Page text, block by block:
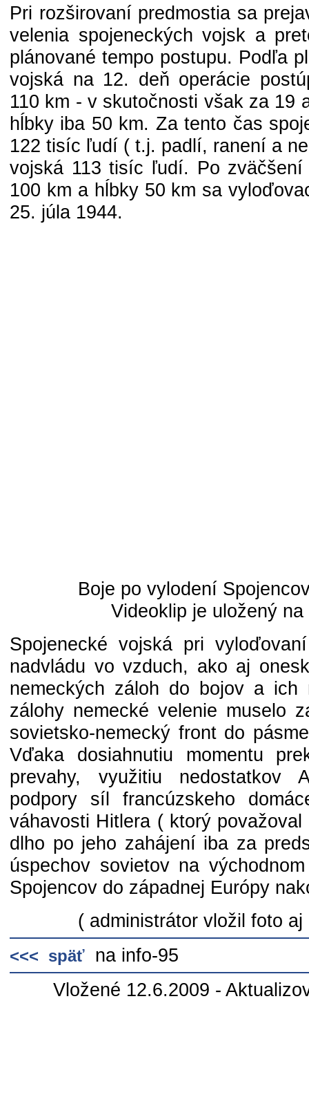
Pri rozširovaní predmostia sa
velenia spojeneckých vojsk a
plánované tempo postupu. Podľa
vojská na 12. deň operácie
110 km - v skutočnosti však za 19
hĺbky iba 50 km. Za tento čas
122 tisíc ľudí ( t.j. padlí, ranení a
vojská 113 tisíc ľudí. Po
100 km a hĺbky 50 km sa
25. júla 1944.
Boje po vylodení
Videoklip je uložený na
Spojenecké vojská pri
nadvládu vo vzduch, ako aj
nemeckých záloh do bojov a ich
zálohy nemecké velenie muselo
sovietsko-nemecký front do
Vďaka dosiahnutiu momentu
prevahy, využitiu nedostatkov
podpory síl francúzskeho
váhavosti Hitlera ( ktorý
dlho po jeho zahájení iba za
úspechov sovietov na
Spojencov do západnej Európy
( administrátor vložil foto
<<< späť na info-95
Vložené 12.6.2009 -